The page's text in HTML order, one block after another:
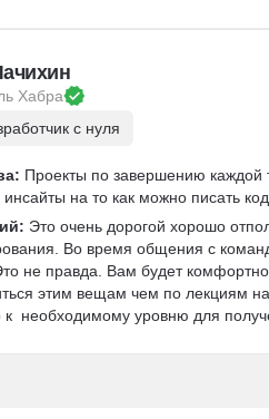
Хабра
с нуля
Проекты по завершению каждой
на то как можно писать
Это очень дорогой хорошо
Во время общения с
не правда. Вам будет
этим вещам чем по лекциям
к  необходимому уровню для